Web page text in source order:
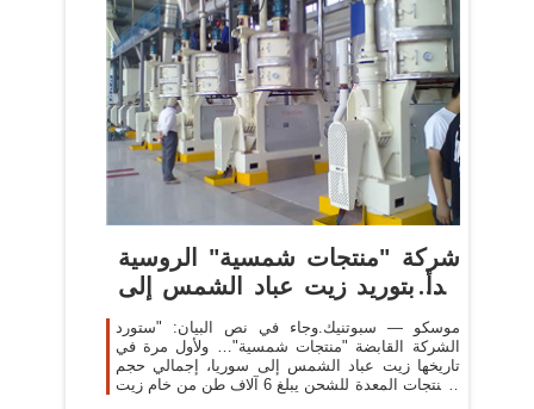
شركة "منتجات شمسية" الروسية
تبدأ بتوريد زيت عباد الشمس إلى
موسكو — سبوتنيك.وجاء في نص البيان: "ستورد
الشركة القابضة "منتجات شمسية"… ولأول مرة في
تاريخها زيت عباد الشمس إلى سوريا، إجمالي حجم
المنتجات المعدة للشحن يبلغ 6 آلاف طن من خام زيت